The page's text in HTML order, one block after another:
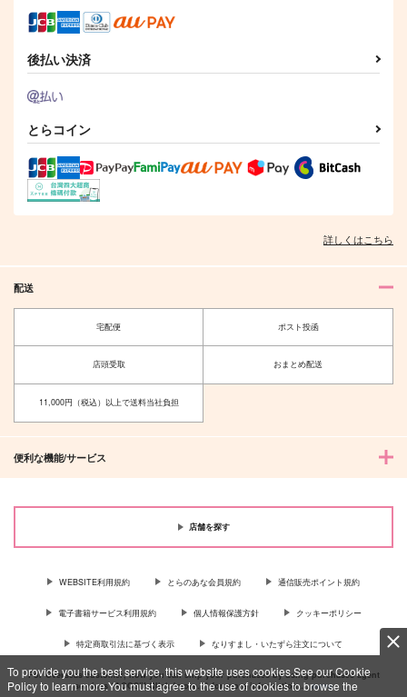
To provide you the best service, this website uses cookies.See our Cookie
Policy to learn more.You must agree to the use of cookies to browse the
後払い決済
とらコイン
詳しくはこちら
配送
宅配便 ポスト投函
店頭受取 おまとめ配送
11,000円（税込）以上で送料当社負担
便利な機能/サービス
店舗を探す
WEBSITE利用規約 とらのあな会員規約 通信販売ポイント規約
電子書籍サービス利用規約 個人情報保護方針 クッキーポリシー
特定商取引法に基づく表示 なりすまし・いたずら注文について
For Overseas customer, now you can ship your purchases by using purchases agent
services “AOCS”! Click {more…} for more information …more